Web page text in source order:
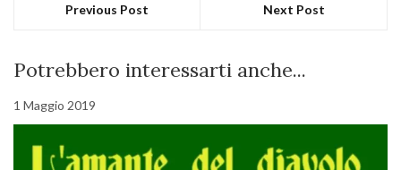
Previous Post Next Post
Potrebbero interessarti anche...
1 Maggio 2019